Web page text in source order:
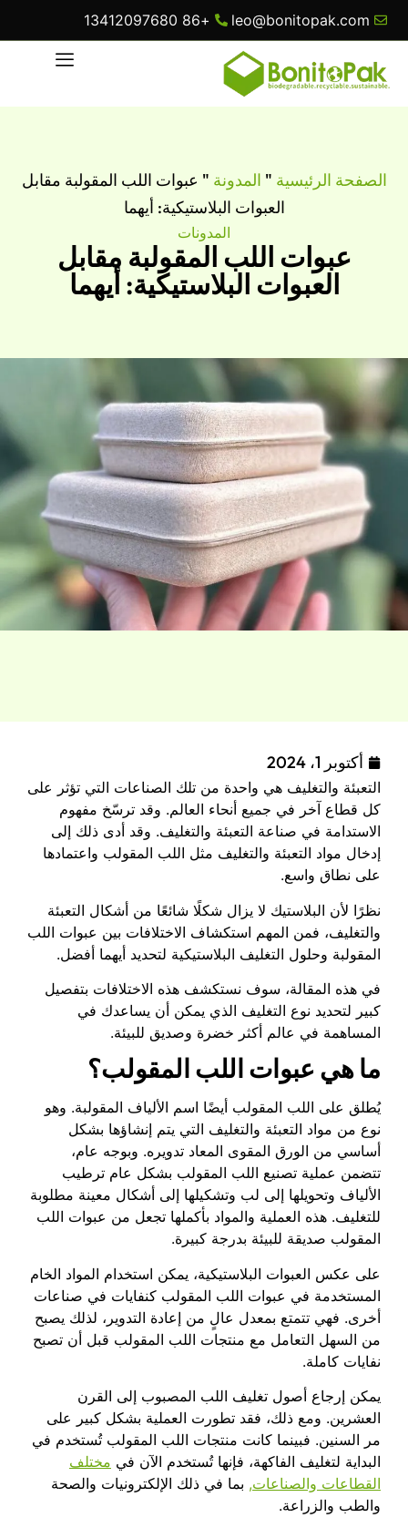
leo@bonitopak.com
+86 13412097680
الصفحة الرئيسية " المدونة " عبوات اللب المقولبة مقابل
العبوات البلاستيكية: أيهما
المدونات
عبوات اللب المقولبة مقابل
العبوات البلاستيكية: أيهما
أكتوبر 1، 2024
التعبئة والتغليف هي واحدة من تلك الصناعات التي تؤثر على
كل قطاع آخر في جميع أنحاء العالم. وقد ترسّخ مفهوم
الاستدامة في صناعة التعبئة والتغليف. وقد أدى ذلك إلى
إدخال مواد التعبئة والتغليف مثل اللب المقولب واعتمادها
على نطاق واسع.
نظرًا لأن البلاستيك لا يزال شكلًا شائعًا من أشكال التعبئة
والتغليف، فمن المهم استكشاف الاختلافات بين عبوات اللب
المقولبة وحلول التغليف البلاستيكية لتحديد أيهما أفضل.
في هذه المقالة، سوف نستكشف هذه الاختلافات بتفصيل
كبير لتحديد نوع التغليف الذي يمكن أن يساعدك في
المساهمة في عالم أكثر خضرة وصديق للبيئة.
ما هي عبوات اللب المقولب؟
يُطلق على اللب المقولب أيضًا اسم الألياف المقولبة. وهو
نوع من مواد التعبئة والتغليف التي يتم إنشاؤها بشكل
أساسي من الورق المقوى المعاد تدويره. وبوجه عام،
تتضمن عملية تصنيع اللب المقولب بشكل عام ترطيب
الألياف وتحويلها إلى لب وتشكيلها إلى أشكال معينة مطلوبة
للتغليف. هذه العملية والمواد بأكملها تجعل من عبوات اللب
المقولب صديقة للبيئة بدرجة كبيرة.
على عكس العبوات البلاستيكية، يمكن استخدام المواد الخام
المستخدمة في عبوات اللب المقولب كنفايات في صناعات
أخرى. فهي تتمتع بمعدل عالٍ من إعادة التدوير، لذلك يصبح
من السهل التعامل مع منتجات اللب المقولب قبل أن تصبح
نفايات كاملة.
يمكن إرجاع أصول تغليف اللب المصبوب إلى القرن
العشرين. ومع ذلك، فقد تطورت العملية بشكل كبير على
مر السنين. فبينما كانت منتجات اللب المقولب تُستخدم في
البداية لتغليف الفاكهة، فإنها تُستخدم الآن في مختلف
القطاعات والصناعات, بما في ذلك الإلكترونيات والصحة
والطب والزراعة.